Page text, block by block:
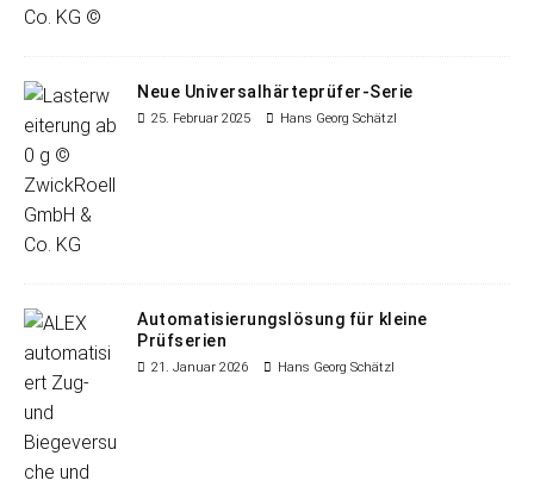
Neue Universalhärteprüfer-Serie
25. Februar 2025 Hans Georg Schätzl
Automatisierungslösung für kleine
Prüfserien
21. Januar 2026 Hans Georg Schätzl